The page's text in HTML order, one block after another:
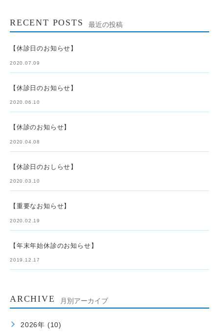
RECENT POSTS 最近の投稿
【休診日のお知らせ】
2020.07.09
【休診日のお知らせ】
2020.06.10
【休診のお知らせ】
2020.04.08
【休診日のおしらせ】
2020.03.10
【重要なお知らせ】
2020.02.19
【年末年始休診のお知らせ】
2019.12.17
ARCHIVE 月別アーカイブ
2026年 (10)